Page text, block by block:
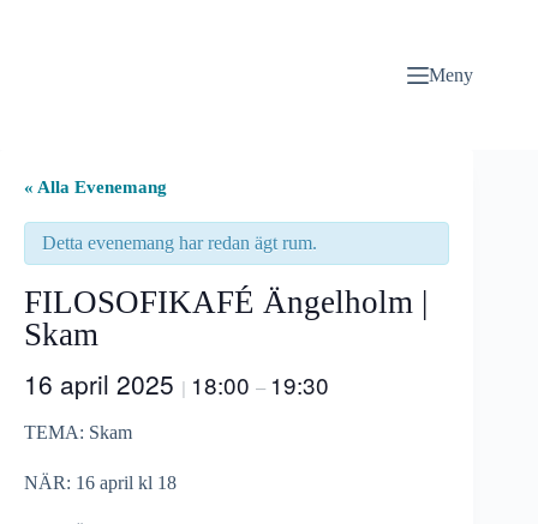
Meny
« Alla Evenemang
Detta evenemang har redan ägt rum.
FILOSOFIKAFÉ Ängelholm |
Skam
16 april 2025 | 18:00 – 19:30
TEMA: Skam
NÄR: 16 april kl 18